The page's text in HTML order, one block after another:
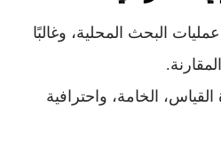
البحث المحلية، وغالبًا
الخامة، واحترافية